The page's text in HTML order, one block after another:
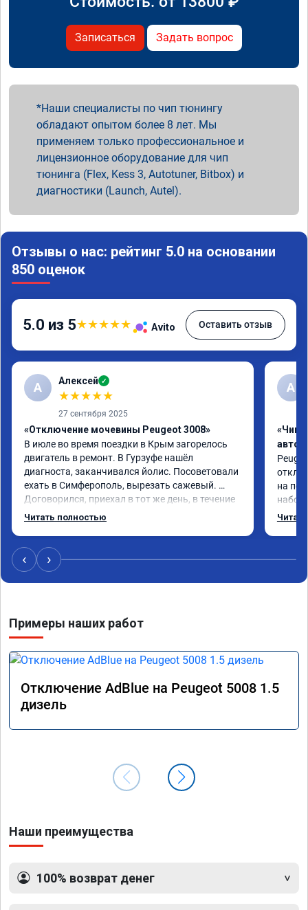
Записаться Задать вопрос
Наши специалисты по чип тюнингу
обладают опытом более 8 лет. Мы
применяем только профессиональное и
лицензионное оборудование для чип
тюнинга (Flex, Kess 3, Autotuner, Bitbox) и
диагностики (Launch, Autel).
Отзывы о нас: рейтинг 5.0 на основании
850 оценок
5.0 из 5★★★★★ Avito Оставить отзыв
А Алексей ✓
★★★★★
27 сентября 2025
«Отключение мочевины Peugeot 3008»
В июле во время поездки в Крым загорелось
двигатель в ремонт. В Гурзуфе нашёл
диагноста, заканчивался йолис. Посоветовали
ехать в Симферополь, вырезать сажевый.
Договорился, приехал в тот же день, в течение
4-х часов удалили, прошили двигатель, дали
двигателя и резком нажатии на педаль газа,
привык. Всё таки дизель. Два месяца прошло,
всё нормально. Рекомендую. Пежо 3008 2-
Читать полностью
А
«Чип
на
‹ ›
Примеры наших работ
Отключение AdBlue на Peugeot 5008 1.5
дизель
Наши преимущества
100% возврат денег